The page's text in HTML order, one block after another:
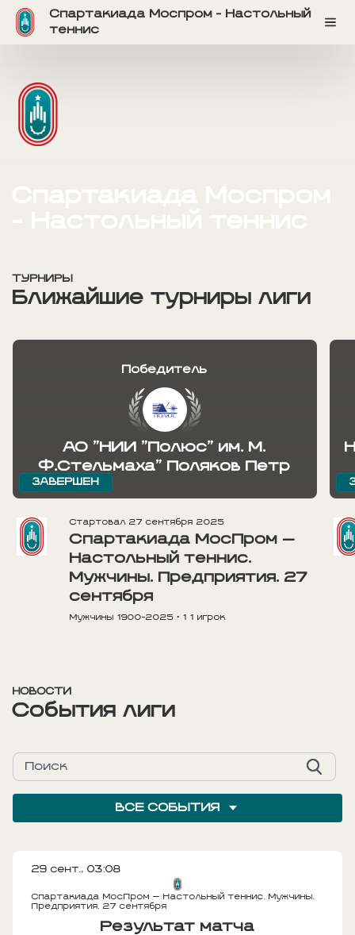
Спартакиада Моспром - Настольный
теннис
ТУРНИРЫ
Ближайшие турниры лиги
ЗАВЕРШЕН
Победитель
АО "НИИ "Полюс" им. М.
Ф.Стельмаха" Поляков Петр
Стартовал 27 сентября 2025
Спартакиада МосПром —
Настольный теннис.
Мужчины. Предприятия. 27
сентября
Мужчины 1900-2025 • 1 1 игрок
НОВОСТИ
События лиги
ВСЕ СОБЫТИЯ
29 сент., 03:08
Спартакиада МосПром — Настольный теннис. Мужчины.
Предприятия. 27 сентября
Результат матча